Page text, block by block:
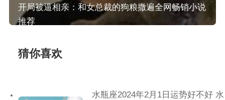
开局被逼相亲：和女总裁的狗粮撒遍全网畅销小说
推荐
猜你喜欢
水瓶座2024年2月1日运势好不好 水